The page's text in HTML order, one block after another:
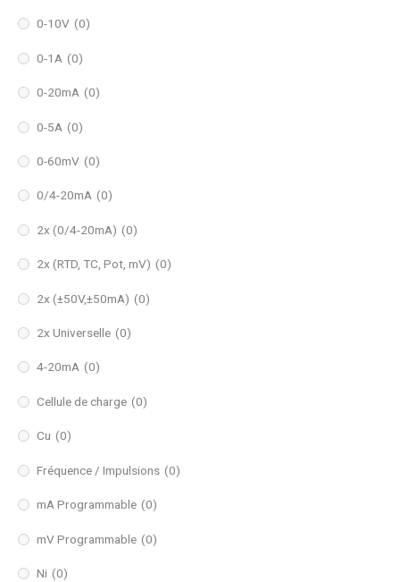
0-10V (0)
0-1A (0)
0-20mA (0)
0-5A (0)
0-60mV (0)
0/4-20mA (0)
2x (0/4-20mA) (0)
2x (RTD, TC, Pot, mV) (0)
2x (±50V,±50mA) (0)
2x Universelle (0)
4-20mA (0)
Cellule de charge (0)
Cu (0)
Fréquence / Impulsions (0)
mA Programmable (0)
mV Programmable (0)
Ni (0)